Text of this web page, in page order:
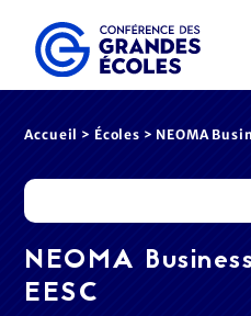
Accueil > Écoles > NEOMA
NEOMA
EESC